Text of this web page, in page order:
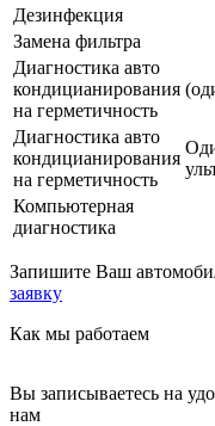
Дезинфекция
Замена фильтра
Диагностика авто
кондицианирования
на герметичность
Диагностика авто
кондицианирования
на герметичность
Компьютерная
диагностика
Запишите Ваш
заявку
Как мы работаем
Вы записываетесь на
нам